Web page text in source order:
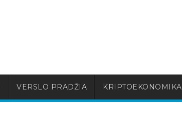
VERSLO PRADŽIA KRIPTOEKONOMIKA